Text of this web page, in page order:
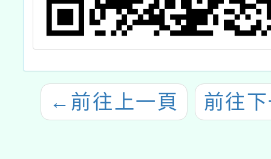
← 前往上一頁 前往